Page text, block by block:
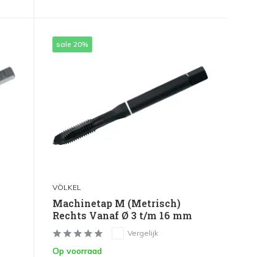
sale 20%
VÖLKEL
Machinetap M (Metrisch)
Rechts Vanaf Ø 3 t/m 16 mm
Vergelijk
Op voorraad